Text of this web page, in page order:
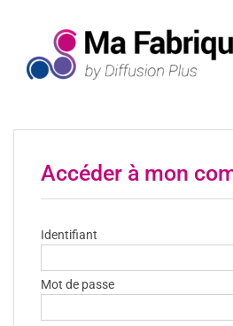
Accéder à mon
Identifiant
Mot de passe